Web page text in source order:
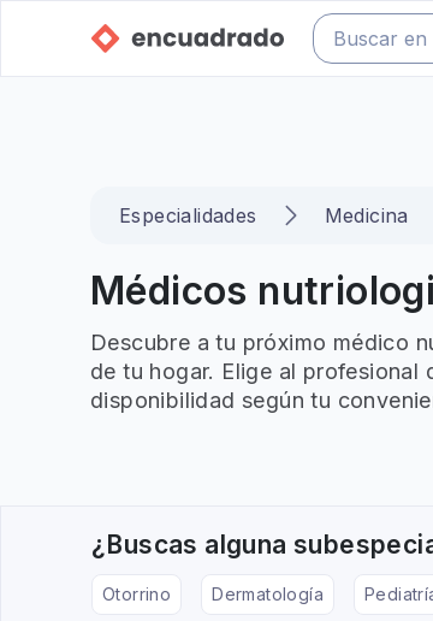
Especialidades Medicina
Médicos
Descubre a tu próximo médico
de tu hogar. Elige al profesional
disponibilidad según tu
¿Buscas alguna
Otorrino Dermatología